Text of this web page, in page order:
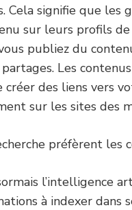
Cela signifie que les
sur leurs profils de
publiez du
Les
créer des liens vers
sur les sites des
préfèrent les
l’intelligence
à indexer dans